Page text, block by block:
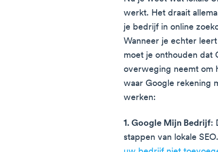
werkt. Het draait
je bedrijf in online
Wanneer je echter
moet je onthouden dat
overweging neemt om
waar Google rekening
werken:
1. Google Mijn Bedrijf:
stappen van lokale